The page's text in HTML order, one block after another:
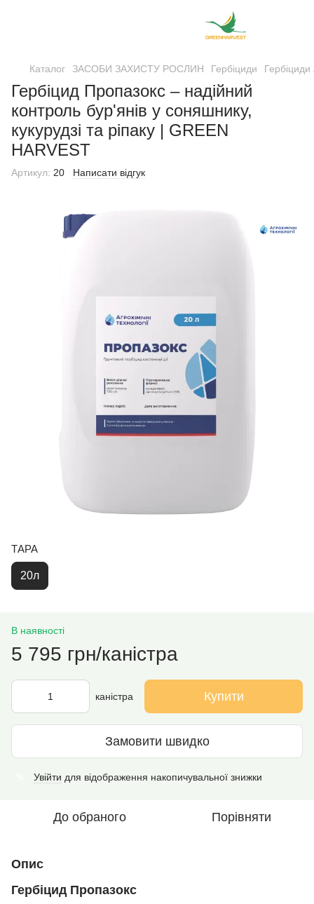
Каталог ЗАСОБИ ЗАХИСТУ РОСЛИН Гербіциди Гербіциди
Гербіцид Пропазокс – надійний
контроль бур'янів у соняшнику,
кукурудзі та ріпаку | GREEN
HARVEST
Артикул: 20 Написати відгук
ТАРА
20л
В наявності
5 795 грн/каністра
каністра Купити
Замовити швидко
Увійти для відображення накопичувальної знижки
До обраного Порівняти
Опис
Гербіцид Пропазокс